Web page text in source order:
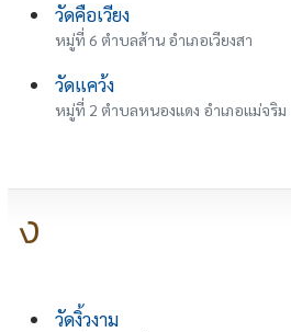
วัดคือเวียง
หมู่ที่ 6 ตำบลส้าน อำเภอเวียงสา
วัดแคว้ง
หมู่ที่ 2 ตำบลหนองแดง อำเภอแม่จริม
ง
วัดงิ้วงาม